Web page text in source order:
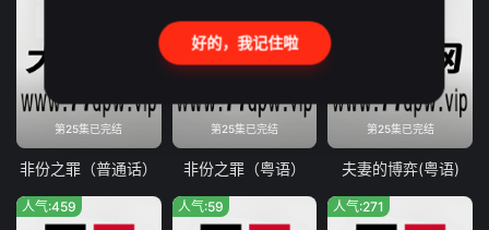
第25集已完结
非份之罪（普通话）
第25集已完结
非份之罪（粤语）
第25集已完结
夫妻的博弈(粤语)
人气:459 人气:59 人气:271
好的，我记住啦